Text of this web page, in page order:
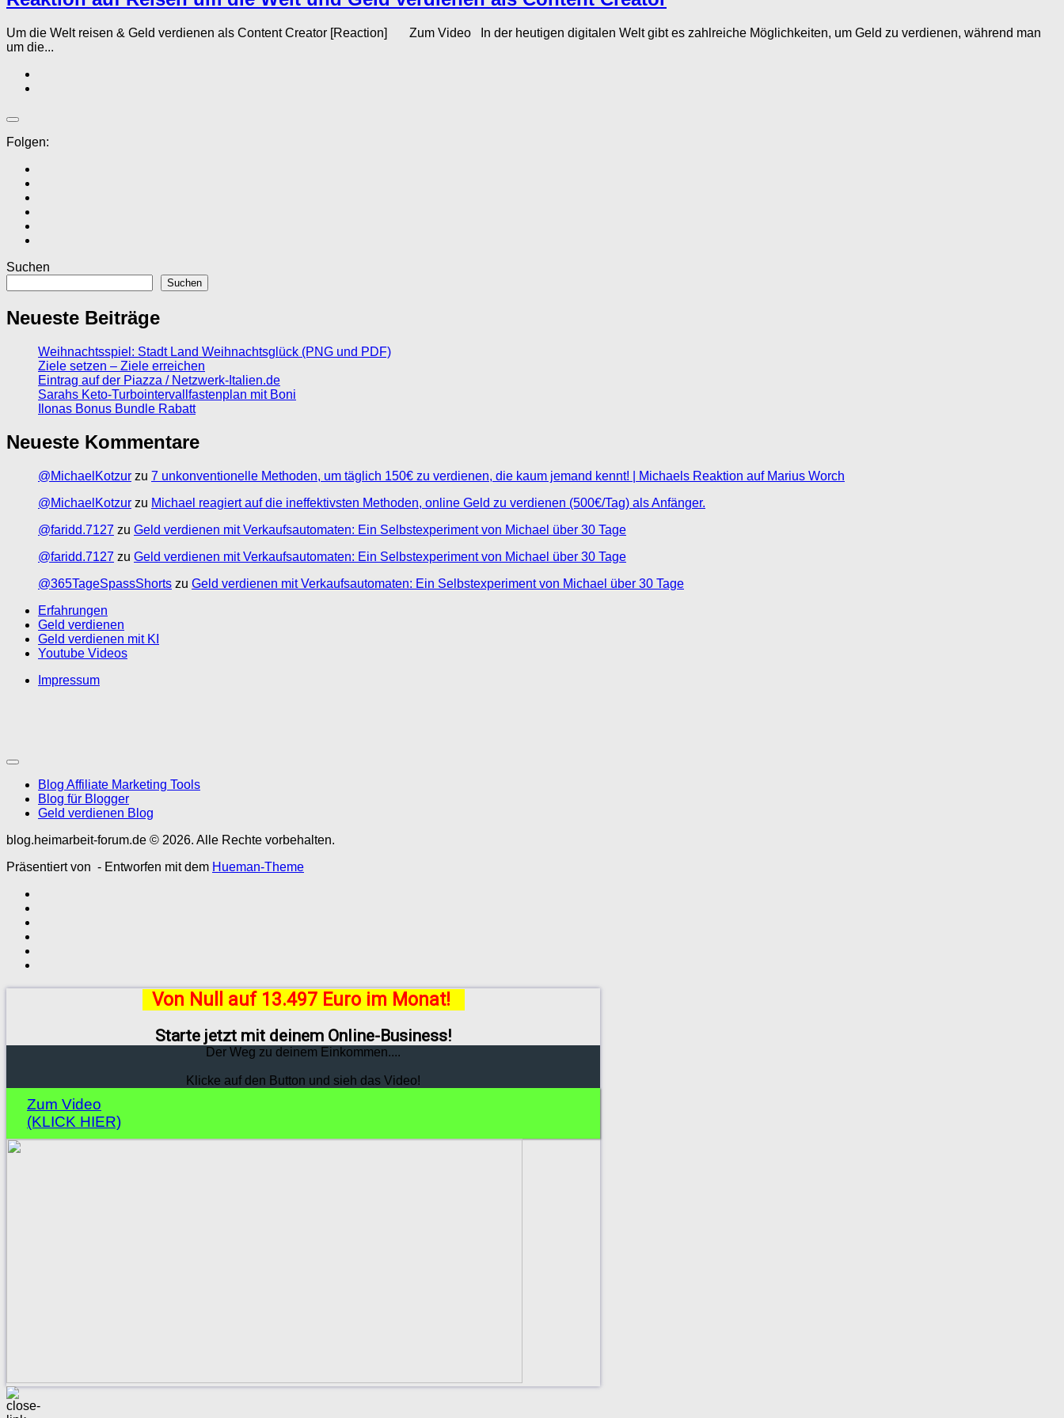
Um die Welt reisen & Geld verdienen als Content Creator [Reaction] Zum Video In der heutigen digitalen Welt gibt es zahlreiche Möglichkeiten, um Geld zu verdienen, während man
um die...
Folgen:
Suchen
Suchen
Neueste Beiträge
Weihnachtsspiel: Stadt Land Weihnachtsglück (PNG und PDF)
Ziele setzen – Ziele erreichen
Eintrag auf der Piazza / Netzwerk-Italien.de
Sarahs Keto-Turbointervallfastenplan mit Boni
Ilonas Bonus Bundle Rabatt
Neueste Kommentare
@MichaelKotzur zu 7 unkonventionelle Methoden, um täglich 150€ zu verdienen, die kaum jemand kennt! | Michaels Reaktion auf Marius Worch
@MichaelKotzur zu Michael reagiert auf die ineffektivsten Methoden, online Geld zu verdienen (500€/Tag) als Anfänger.
@faridd.7127 zu Geld verdienen mit Verkaufsautomaten: Ein Selbstexperiment von Michael über 30 Tage
@faridd.7127 zu Geld verdienen mit Verkaufsautomaten: Ein Selbstexperiment von Michael über 30 Tage
@365TageSpassShorts zu Geld verdienen mit Verkaufsautomaten: Ein Selbstexperiment von Michael über 30 Tage
Erfahrungen
Geld verdienen
Geld verdienen mit KI
Youtube Videos
Impressum
Blog Affiliate Marketing Tools
Blog für Blogger
Geld verdienen Blog
blog.heimarbeit-forum.de © 2026. Alle Rechte vorbehalten.
Präsentiert von - Entworfen mit dem Hueman-Theme
Von Null auf 13.497 Euro im Monat!
Starte jetzt mit deinem Online-Business!
Der Weg zu deinem Einkommen....
Klicke auf den Button und sieh das Video!
Zum Video
(KLICK HIER)